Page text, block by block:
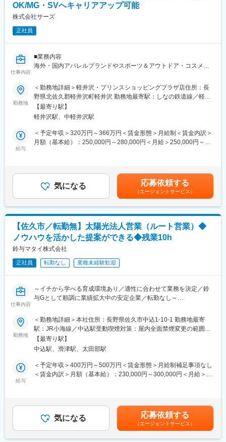
を想定しています。
・入社後は1つの店舗だけでなくキャリアアップに併せて活躍の場
アウトレット内でサーズが運営する海外・国内アパレルブランド
やスポーツ＆アウトドア・コスメブランドでの勤務になります。
フリーワードにアウトレットの名前を入れ検索すると現在の募集
店舗がご覧いただけます。面接にて、ご希望やお人柄、ご経験、
現在の店舗の人員バランスを見て配属ブランドを決定します。
店舗では正社員、アルバイト、主婦(夫)さんや学生さん、海外籍の
スタッフなどが働いています。様々なブランドを手掛ける強みと
業部長やチーフマネージャーやチーフスパーバイザー、店舗管轄
のエリアマネージャーやスパーバイザーが定期的に巡回しますの
で、困ったときに上長へも相談しやすい「会社の仲間同士」コミ
続けていける環境です。
■評価制度/キャリアアップについて
店舗売上だけでなく、業務上の課題解決に向けた積極的な行動が
評価される人事評価制度を導入しております。あなたの頑張り次
第で店長やマネージャーへのキャリアアップも可能。
中途入社率がほぼ100%なので、新卒社員しかステップアップでき
ないという事も、一切ありません。
OK/MG・SVへキャリアアップ可能
株式会社サーズ
正社員
仕事内容
■業務内容
海外・国内アパレルブランドやスポーツ＆アウトドア・コスメブ
を誇る当社にて運営する店舗の店長として運営業務全般をお任せ
します。
■具体的な業務内容
・販売業務
・売上管理
・スタッフ育成
ます
・明確な評価軸
・チーフMGへのキャリアアップも可能
・入社後は1つの店舗だけでなくキャリアアップに併せて活躍の場
を移せる環境が整っており、スキルも役職も頑張り次第で上がる
ため、長期就業が可能ですし、長期的なキャリア形成も実現可能
■配属ブランド
アウトレット内でサーズが運営する海外・国内アパレルブランド
やスポーツ＆アウトドア・コスメブランドでの勤務になります。
https://sirs-saiyo.jp/job/-/info/list
店舗がご覧いただけます。面接にて、ご希望やお人柄、ご経験、
現在の店舗の人員バランスを見て配属ブランドを決定します。
■メンバー構成について
スタッフなどが働いています。様々なブランドを手掛ける強みと
して同施設内にはサーズの運営するブランドが複数あり、店舗だ
のエリアマネージャーやスパーバイザーが定期的に巡回しますの
で、困ったときに上長へも相談しやすい「会社の仲間同士」コミ
ュニケーションを取れる強みがあり、長く楽しく販売のお仕事を
続けていける環境です。
勤務地
＜勤務地詳細＞軽井沢・プリンスショッピングプラザ店住所：長
野県北佐久郡軽井沢町軽井沢 勤務地最寄駅：しなの鉄道線／軽井
沢駅受動喫煙対策：屋内喫煙可能場所あり
【最寄り駅】
軽井沢駅、中軽井沢駅
給与
＜予定年収＞320万円～366万円＜賃金形態＞月給制＜賃金内訳＞
月額（基本給）：250,000円～280,000円＜月給＞250,000円～
下する可能性があります。月給(月額)は固定手当を含めた表記で
す。
気になる 応募依頼する
（エージェントサービス）
【佐久市／転勤無】太陽光法人営業（ルート営業）◆
ノウハウを活かした提案ができる◆残業10h
鈴与マタイ株式会社
正社員 転勤なし 業種未経験歓迎
仕事内容
～イチから学べる育成環境あり／適性に合わせて業務を決定／鈴
与Gとして順調に業績拡大中の安定企業／転勤なし～
＼安定した環境でキャリアアップを目指したい方にオススメ／
■業務概要：
工務店やリフォーム会社、訪問販売会社への提案営業を担当して
いただきます。
太陽光パネル、蓄電池、太陽光にまつわるものを提案いただきま
す。
基本既存のお客様となりますが、お客様からの紹介もいただけま
す。
勤務地
＜勤務地詳細＞本社住所：長野県佐久市中込1-10-1 勤務地最寄
駅：JR小海線／中込駅受動喫煙対策：屋内全面禁煙変更の範囲：
会社の定める事業所
【最寄り駅】
中込駅、滑津駅、太田部駅
給与
＜予定年収＞400万円～500万円＜賃金形態＞月給制補足事項なし
＜賃金内訳＞月額（基本給）：230,000円～300,000円＜月給＞
社6年目40歳／月給330,000円）・450万円（入社4年目35歳／月
給280,000円）賃金はあくまでも目安の金額であり、選考を通じ
て上下する可能性があります。月給(月額)は固定手当を含めた表記
です。
気になる 応募依頼する
（エージェントサービス）